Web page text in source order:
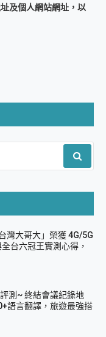
及個人網站網址，以
灣大哥大」榮獲 4G/5G
台六冠王實測心得，
評測~ 終結會議紀錄地
語言翻譯，旅遊最強搭